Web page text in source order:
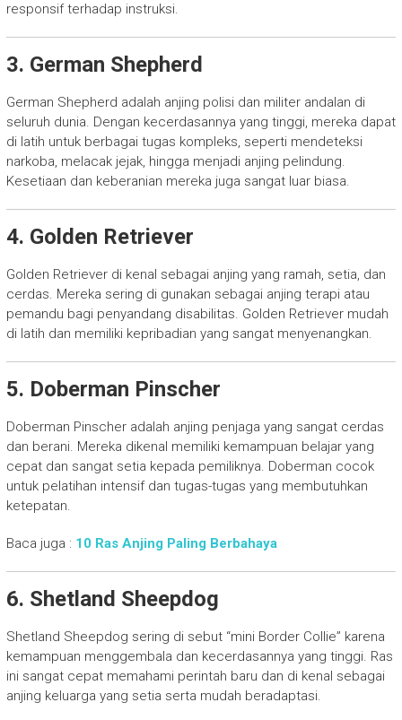
responsif terhadap instruksi.
3. German Shepherd
German Shepherd adalah anjing polisi dan militer andalan di
seluruh dunia. Dengan kecerdasannya yang tinggi, mereka dapat
di latih untuk berbagai tugas kompleks, seperti mendeteksi
narkoba, melacak jejak, hingga menjadi anjing pelindung.
Kesetiaan dan keberanian mereka juga sangat luar biasa.
4. Golden Retriever
Golden Retriever di kenal sebagai anjing yang ramah, setia, dan
cerdas. Mereka sering di gunakan sebagai anjing terapi atau
pemandu bagi penyandang disabilitas. Golden Retriever mudah
di latih dan memiliki kepribadian yang sangat menyenangkan.
5. Doberman Pinscher
Doberman Pinscher adalah anjing penjaga yang sangat cerdas
dan berani. Mereka dikenal memiliki kemampuan belajar yang
cepat dan sangat setia kepada pemiliknya. Doberman cocok
untuk pelatihan intensif dan tugas-tugas yang membutuhkan
ketepatan.
Baca juga : 10 Ras Anjing Paling Berbahaya
6. Shetland Sheepdog
Shetland Sheepdog sering di sebut “mini Border Collie” karena
kemampuan menggembala dan kecerdasannya yang tinggi. Ras
ini sangat cepat memahami perintah baru dan di kenal sebagai
anjing keluarga yang setia serta mudah beradaptasi.